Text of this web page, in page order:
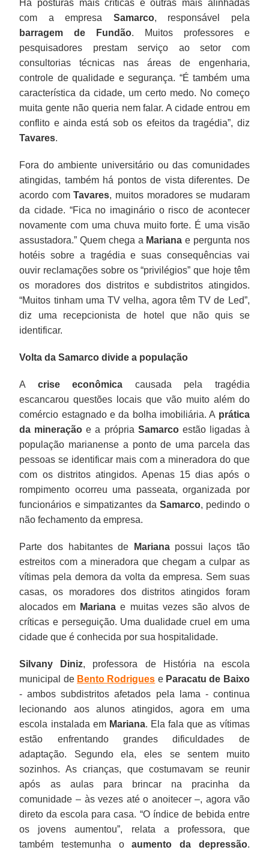
Há posturas mais críticas e outras mais alinhadas
com a empresa Samarco, responsável pela
barragem de Fundão. Muitos professores e
pesquisadores prestam serviço ao setor com
consultorias técnicas nas áreas de engenharia,
controle de qualidade e segurança. “É também uma
característica da cidade, um certo medo. No começo
muita gente não queria nem falar. A cidade entrou em
conflito e ainda está sob os efeitos da tragédia”, diz
Tavares.
Fora do ambiente universitário ou das comunidades
atingidas, também há pontos de vista diferentes. De
acordo comTavares, muitos moradores se mudaram
da cidade. “Fica no imaginário o risco de acontecer
novamente com uma chuva muito forte. É uma visão
assustadora.” Quem chega a Mariana e pergunta nos
hotéis sobre a tragédia e suas consequências vai
ouvir reclamações sobre os “privilégios” que hoje têm
os moradores dos distritos e subdistritos atingidos.
“Muitos tinham uma TV velha, agora têm TV de Led”,
diz uma recepcionista de hotel que não quis se
identificar.
Volta da Samarco divide a população
A crise econômica causada pela tragédia
escancarou questões locais que vão muito além do
comércio estagnado e da bolha imobiliária. A prática
da mineração e a própria Samarcoestão ligadas à
população marianense a ponto de uma parcela das
pessoas se identificar mais com a mineradora do que
com os distritos atingidos. Apenas 15 dias após o
rompimento ocorreu uma passeata, organizada por
funcionários e simpatizantes da Samarco, pedindo o
não fechamento da empresa.
Parte dos habitantes de Marianapossui laços tão
estreitos com a mineradora que chegam a culpar as
vítimas pela demora da volta da empresa. Sem suas
casas, os moradores dos distritos atingidos foram
alocados em Mariana e muitas vezes são alvos de
críticas e perseguição. Uma dualidade cruel em uma
cidade que é conhecida por sua hospitalidade.
Silvany Diniz, professora de História na escola
municipal de Bento Rodrigues e Paracatu de Baixo
- ambos subdistritos afetados pela lama - continua
lecionando aos alunos atingidos, agora em uma
escola instalada em Mariana. Ela fala que as vítimas
estão enfrentando grandes dificuldades de
adaptação. Segundo ela, eles se sentem muito
sozinhos. As crianças, que costumavam se reunir
após as aulas para brincar na pracinha da
comunidade – às vezes até o anoitecer –, agora vão
direto da escola para casa. “O índice de bebida entre
os jovens aumentou”, relata a professora, que
também testemunha oaumento da depressão.